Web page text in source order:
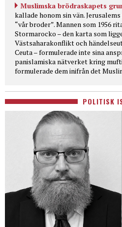
Muslimska brödraskapets
kallade honom sin vän.
“vår broder”. Mannen som 1956
Stormarocko – den karta som
Västsaharakonflikt och
Ceuta – formulerade inte sina
panislamiska nätverket kring
formulerade dem inifrån det
POLITISK